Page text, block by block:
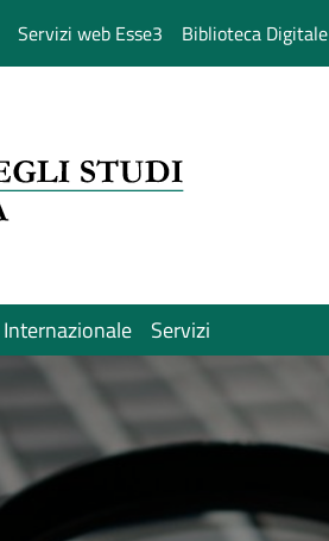
Servizi web Esse3 Biblioteca Digitale
Internazionale Servizi